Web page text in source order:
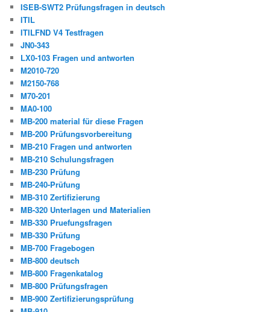
ISEB-SWT2 Prüfungsfragen in deutsch
ITIL
ITILFND V4 Testfragen
JN0-343
LX0-103 Fragen und antworten
M2010-720
M2150-768
M70-201
MA0-100
MB-200 material für diese Fragen
MB-200 Prüfungsvorbereitung
MB-210 Fragen und antworten
MB-210 Schulungsfragen
MB-230 Prüfung
MB-240-Prüfung
MB-310 Zertifizierung
MB-320 Unterlagen und Materialien
MB-330 Pruefungsfragen
MB-330 Prüfung
MB-700 Fragebogen
MB-800 deutsch
MB-800 Fragenkatalog
MB-800 Prüfungsfragen
MB-900 Zertifizierungsprüfung